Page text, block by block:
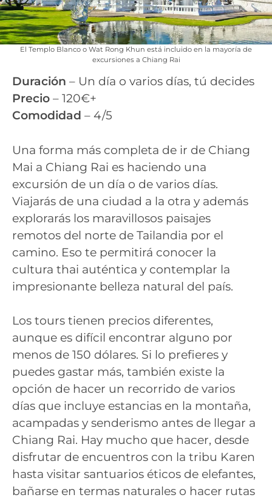
El Templo Blanco o Wat Rong Khun está incluido en la mayoría de
excursiones a Chiang Rai
Duración – Un día o varios días, tú decides
Precio – 120€+
Comodidad – 4/5
Una forma más completa de ir de Chiang
Mai a Chiang Rai es haciendo una
excursión de un día o de varios días.
Viajarás de una ciudad a la otra y además
explorarás los maravillosos paisajes
remotos del norte de Tailandia por el
camino. Eso te permitirá conocer la
cultura thai auténtica y contemplar la
impresionante belleza natural del país.
Los tours tienen precios diferentes,
aunque es difícil encontrar alguno por
menos de 150 dólares. Si lo prefieres y
puedes gastar más, también existe la
opción de hacer un recorrido de varios
días que incluye estancias en la montaña,
acampadas y senderismo antes de llegar a
Chiang Rai. Hay mucho que hacer, desde
disfrutar de encuentros con la tribu Karen
hasta visitar santuarios éticos de elefantes,
bañarse en termas naturales o hacer rutas